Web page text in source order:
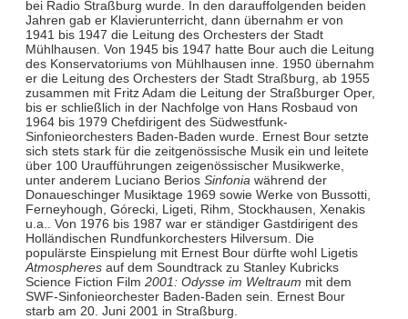
bei Radio Straßburg wurde. In den darauffolgenden beiden
Jahren gab er Klavierunterricht, dann übernahm er von
1941 bis 1947 die Leitung des Orchesters der Stadt
Mühlhausen. Von 1945 bis 1947 hatte Bour auch die Leitung
des Konservatoriums von Mühlhausen inne. 1950 übernahm
er die Leitung des Orchesters der Stadt Straßburg, ab 1955
zusammen mit Fritz Adam die Leitung der Straßburger Oper,
bis er schließlich in der Nachfolge von Hans Rosbaud von
1964 bis 1979 Chefdirigent des Südwestfunk-
Sinfonieorchesters Baden-Baden wurde. Ernest Bour setzte
sich stets stark für die zeitgenössische Musik ein und leitete
über 100 Uraufführungen zeigenössischer Musikwerke,
unter anderem Luciano Berios Sinfonia während der
Donaueschinger Musiktage 1969 sowie Werke von Bussotti,
Ferneyhough, Górecki, Ligeti, Rihm, Stockhausen, Xenakis
u.a.. Von 1976 bis 1987 war er ständiger Gastdirigent des
Holländischen Rundfunkorchesters Hilversum. Die
populärste Einspielung mit Ernest Bour dürfte wohl Ligetis
Atmospheresauf dem Soundtrack zu Stanley Kubricks
Science Fiction Film 2001: Odysse im Weltraum mit dem
SWF-Sinfonieorchester Baden-Baden sein. Ernest Bour
starb am 20. Juni 2001 in Straßburg.